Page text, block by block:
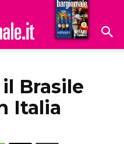
Hoteldomani
Brasile
Italia